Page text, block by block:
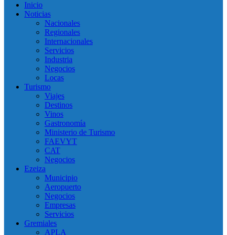
Inicio
Noticias
Nacionales
Regionales
Internacionales
Servicios
Industria
Negocios
Locas
Turismo
Viajes
Destinos
Vinos
Gastronomía
Ministerio de Turismo
FAEVYT
CAT
Negocios
Ezeiza
Municipio
Aeropuerto
Negocios
Empresas
Servicios
Gremiales
APLA